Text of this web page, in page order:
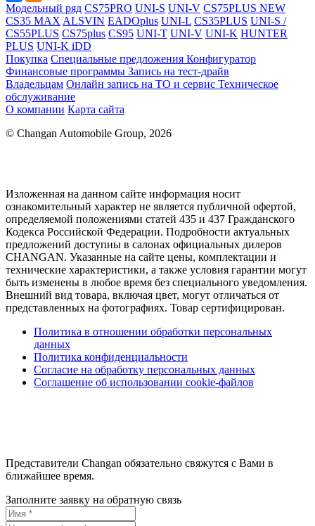
Модельный ряд CS75PRO UNI-S UNI-V CS75PLUS NEW
CS35 MAX ALSVIN EADOplus UNI-L CS35PLUS UNI-S /
CS55PLUS CS75plus CS95 UNI-T UNI-V UNI-K HUNTER
PLUS UNI-K iDD
Покупка Специальные предложения Конфигуратор
Финансовые программы Запись на тест-драйв
Владельцам Онлайн запись на ТО и сервис Техническое
обслуживание
О компании Карта сайта
© Changan Automobile Group, 2026
Изложенная на данном сайте информация носит
ознакомительный характер не является публичной офертой,
определяемой положениями статей 435 и 437 Гражданского
Кодекса Российской Федерации. Подробности актуальных
предложений доступны в салонах официальных дилеров
CHANGAN. Указанные на сайте цены, комплектации и
технические характеристики, а также условия гарантии могут
быть изменены в любое время без специального уведомления.
Внешний вид товара, включая цвет, могут отличаться от
представленных на фотографиях. Товар сертифицирован.
Политика в отношении обработки персональных
данных
Политика конфиденциальности
Согласие на обработку персональных данных
Соглашение об использовании cookie-файлов
Представители Changan обязательно свяжутся с Вами в
ближайшее время.
Заполните заявку на обратную связь